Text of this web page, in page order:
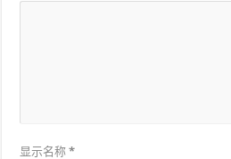
显示名称*